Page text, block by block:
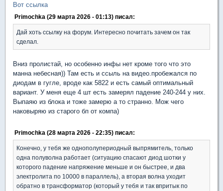
Вот ссылка
Primochka (29 марта 2026 - 01:13) писал:
Дай хоть ссылку на форум. Интересно почитать зачем он так
сделал.
Вниз пролистай, но особенно инфы нет кроме того что это
манна небесная)) Там есть и ссыль на видео.пробежался по
диодам в гугле, вроде как 5822 и есть самый оптимальный
вариант. У меня еще 4 шт есть замерял падение 240-244 у них.
Выпаяю из блока и тоже замерю а то странно. Мож чего
наковыряю из старого бп от компа)
Primochka (28 марта 2026 - 22:35) писал:
Конечно, у тебя же однополупериодный выпрямитель, только
одна полуволна работает (ситуацию спасают диод шотки у
которого падение напряжение меньше и он быстрее, и два
электролита по 10000 в параллель), а вторая волна уходит
обратно в трансформатор (который у тебя и так впритык по